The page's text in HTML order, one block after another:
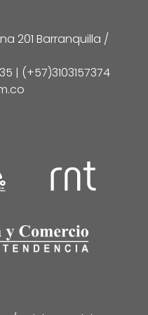
201 Barranquilla /
| (+57)3103157374